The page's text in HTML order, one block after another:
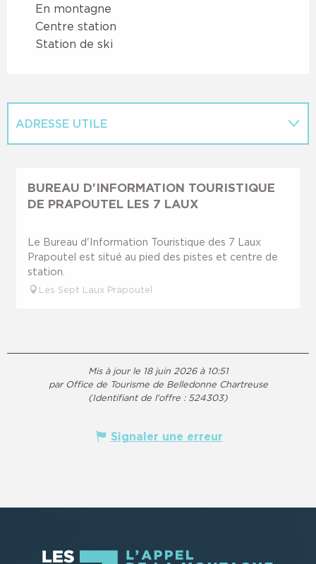
En montagne
Centre station
Station de ski
ADRESSE UTILE
EN LIEN AVEC
BUREAU D'INFORMATION TOURISTIQUE
DE PRAPOUTEL LES 7 LAUX
Le Bureau d'Information Touristique des 7 Laux
Prapoutel est situé au pied des pistes et centre de
station.
Les Sept Laux Prapoutel
Mis à jour le 18 juin 2026 à 10:51
par Office de Tourisme de Belledonne Chartreuse
(Identifiant de l'offre : 524303)
Signaler une erreur